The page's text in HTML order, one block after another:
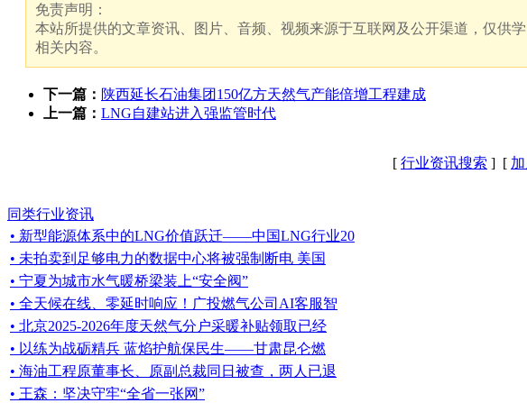
免责声明：
本站所提供的文章资讯、图片、音频、视频来源于互联网及公开渠道，仅供
相关内容。
下一篇： 陕西延长石油集团150亿方天然气产能倍增工程建成
上一篇： LNG自建站进入强监管时代
[ 行业资讯搜索 ] [
同类行业资讯
• 新型能源体系中的LNG价值跃迁——中国LNG行业20
• 未拍卖到足够电力的数据中心将被强制断电 美国
• 宁夏为城市水气暖桥梁装上“安全阀”
• 全天候在线、零延时响应！广投燃气公司AI客服智
• 北京2025-2026年度天然气分户采暖补贴领取已经
• 以练为战砺精兵 蓝焰护航保民生——甘肃昆仑燃
• 海油工程原董事长、原副总裁同日被查，两人已退
• 王森：坚决守牢“全省一张网”